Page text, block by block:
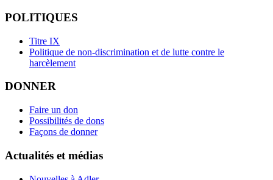
POLITIQUES
Titre IX
Politique de non-discrimination et de lutte contre le
harcèlement
DONNER
Faire un don
Possibilités de dons
Façons de donner
Actualités et médias